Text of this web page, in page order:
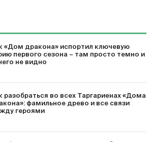
«Дом дракона» испортил ключевую
первого сезона – там просто темно и
не видно
разобраться во всех Таргариенах «Дома
фамильное древо и все связи
героями